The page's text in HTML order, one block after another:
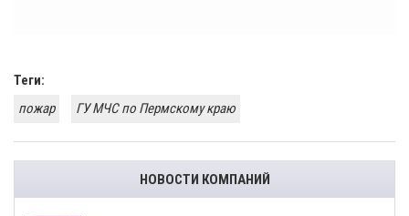
Теги:
пожар
ГУ МЧС по Пермскому краю
НОВОСТИ КОМПАНИЙ